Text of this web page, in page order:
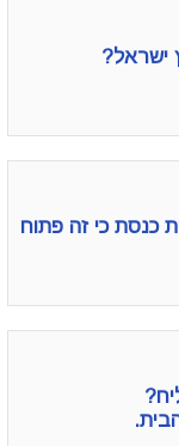
ישראל?
כנסת כי זה פתוח